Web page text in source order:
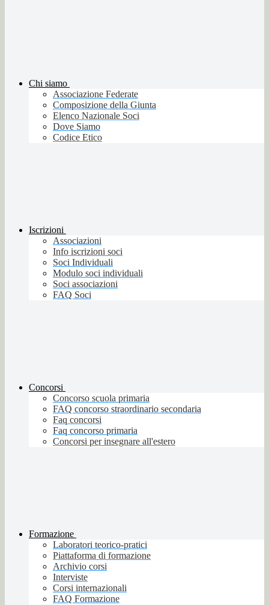
Chi siamo
Associazione Federate
Composizione della Giunta
Elenco Nazionale Soci
Dove Siamo
Codice Etico
Iscrizioni
Associazioni
Info iscrizioni soci
Soci Individuali
Modulo soci individuali
Soci associazioni
FAQ Soci
Concorsi
Concorso scuola primaria
FAQ concorso straordinario secondaria
Faq concorsi
Faq concorso primaria
Concorsi per insegnare all'estero
Formazione
Laboratori teorico-pratici
Piattaforma di formazione
Archivio corsi
Interviste
Corsi internazionali
FAQ Formazione